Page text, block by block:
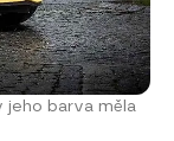
jeho barva měla